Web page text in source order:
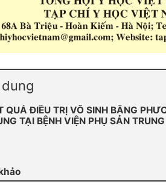
QUẢ ĐIỀU TRỊ VÔ SINH BẰNG
TẠI BỆNH VIỆN PHỤ SẢN